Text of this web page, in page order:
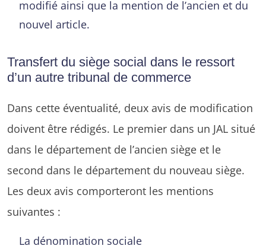
modifié ainsi que la mention de l’ancien et du
nouvel article.
Transfert du siège social dans le ressort
d’un autre tribunal de commerce
Dans cette éventualité, deux avis de modification
doivent être rédigés. Le premier dans un JAL situé
dans le département de l’ancien siège et le
second dans le département du nouveau siège.
Les deux avis comporteront les mentions
suivantes :
La dénomination sociale